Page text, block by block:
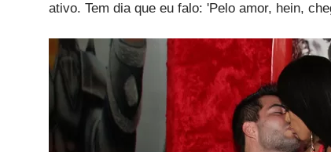
ativo. Tem dia que eu falo: 'Pelo amor, hein,